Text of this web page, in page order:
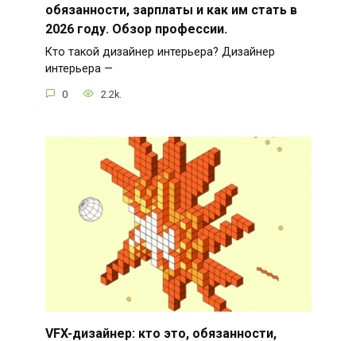
обязанности, зарплаты и как им стать в
2026 году. Обзор профессии.
Кто такой дизайнер интерьера? Дизайнер
интерьера —
0 2.2k.
VFX-дизайнер: кто это, обязанности,